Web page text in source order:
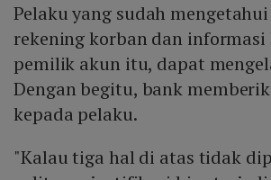
Pelaku yang sudah
rekening korban dan informasi
pemilik akun itu, dapat
Dengan begitu, bank
kepada pelaku.
"Kalau tiga hal di atas tidak